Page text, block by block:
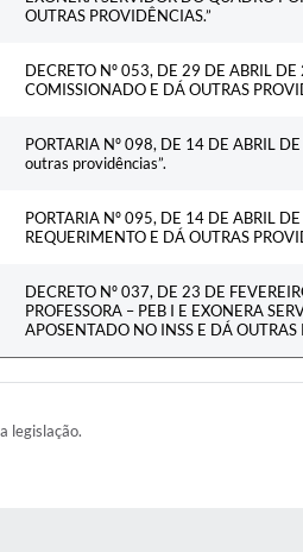
OUTRAS PROVIDÊNCIAS.”
DECRETO Nº 053, DE 29 DE ABRIL
COMISSIONADO E DÁ OUTRAS
PORTARIA Nº 098, DE 14 DE ABRIL
outras providências”.
PORTARIA Nº 095, DE 14 DE ABRIL
REQUERIMENTO E DÁ OUTRAS
DECRETO Nº 037, DE 23 DE
PROFESSORA – PEB I E EXONERA
APOSENTADO NO INSS E DÁ OUTRAS
legislação.